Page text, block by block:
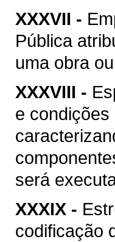
XXXVII -
Pública
uma obra
XXXVIII -
e
será
XXXIX -
codificação